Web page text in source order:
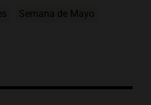
Semana de Mayo